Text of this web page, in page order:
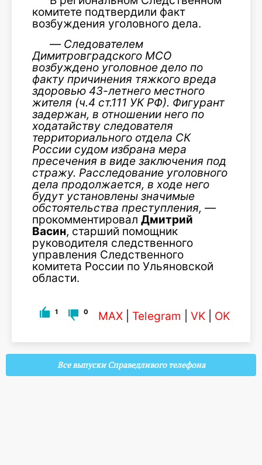
комитете подтвердили факт
возбуждения уголовного дела.
— Следователем
Димитровградского МСО
возбуждено уголовное дело по
факту причинения тяжкого вреда
здоровью 43-летнего местного
жителя (ч.4 ст.111 УК РФ). Фигурант
задержан, в отношении него по
ходатайству следователя
территориального отдела СК
России судом избрана мера
пресечения в виде заключения под
стражу. Расследование уголовного
дела продолжается, в ходе него
будут установлены значимые
обстоятельства преступления, —
прокомментировал Дмитрий
Васин, старший помощник
руководителя следственного
управления Следственного
комитета России по Ульяновской
области.
1 0 MAX Telegram VK OK
Все выпуски Справедливого телефона